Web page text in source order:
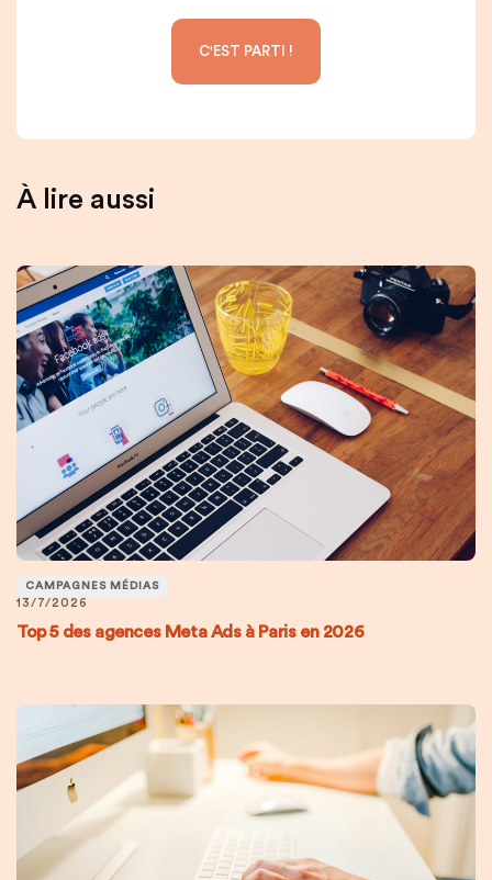
À lire aussi
CAMPAGNES MÉDIAS
13/7/2026
Top 5 des agences Meta Ads à Paris en 2026